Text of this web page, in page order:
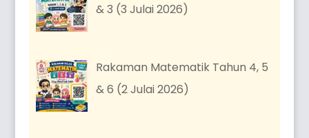
& 3 (3 Julai 2026)
Rakaman Matematik Tahun 4, 5
& 6 (2 Julai 2026)